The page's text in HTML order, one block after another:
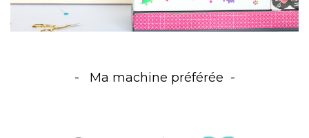
Ma machine préférée